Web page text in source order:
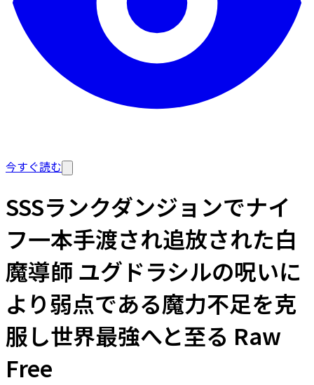
今すぐ読む
SSSランクダンジョンでナイ
フ一本手渡され追放された白
魔導師 ユグドラシルの呪いに
より弱点である魔力不足を克
服し世界最強へと至る Raw
Free